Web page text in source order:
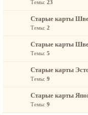
Темы: 23
Старые карты
Темы: 2
Старые карты
Темы: 5
Старые карты
Темы: 9
Старые карты
Темы: 9